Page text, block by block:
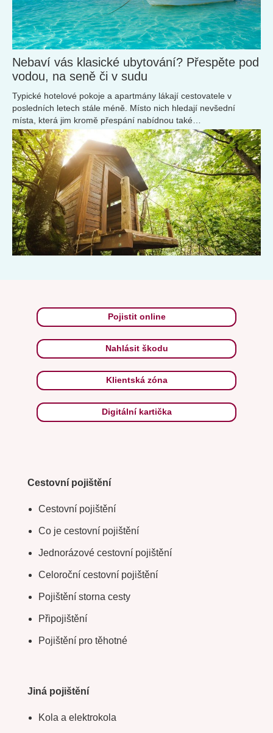
Nebaví vás klasické ubytování? Přespěte pod
vodou, na seně či v sudu
Typické hotelové pokoje a apartmány lákají cestovatele v
posledních letech stále méně. Místo nich hledají nevšední
místa, která jim kromě přespání nabídnou také
nezapomenutelné zážitky. Podívejte se s námi, kde můžete být
ubytovaní už při vaší příští dovolené.
Pojistit online
Nahlásit škodu
Klientská zóna
Digitální kartička
Cestovní pojištění
Cestovní pojištění
Co je cestovní pojištění
Jednorázové cestovní pojištění
Celoroční cestovní pojištění
Pojištění storna cesty
Připojištění
Pojištění pro těhotné
Jiná pojištění
Kola a elektrokola